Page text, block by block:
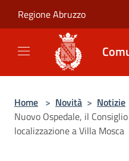
Regione Abruzzo
Home > Novità > Notizie
Nuovo Ospedale, il
localizzazione a Villa Mosca